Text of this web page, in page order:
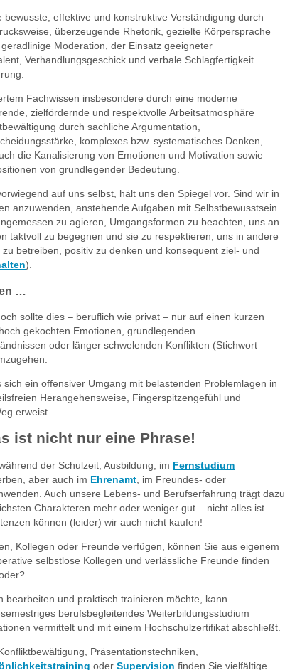
bewusste, effektive und konstruktive Verständigung durch
überzeugende Rhetorik, gezielte Körpersprache
Moderation, der Einsatz geeigneter
Verhandlungsgeschick und verbale Schlagfertigkeit
Fachwissen insbesondere durch eine moderne
zielfördernde und respektvolle Arbeitsatmosphäre
durch sachliche Argumentation,
komplexes bzw. systematisches Denken,
die Kanalisierung von Emotionen und Motivation sowie
von grundlegender Bedeutung.
auf uns selbst, hält uns den Spiegel vor. Sind wir in
anzuwenden, anstehende Aufgaben mit Selbstbewusstsein
zu agieren, Umgangsformen zu beachten, uns an
taktvoll zu begegnen und sie zu respektieren, uns in andere
betreiben, positiv zu denken und konsequent ziel- und
).
…
sollte dies – beruflich wie privat – nur auf einen kurzen
gekochten Emotionen, grundlegenden
oder länger schwelenden Konflikten (Stichwort
sich ein offensiver Umgang mit belastenden Problemlagen in
Herangehensweise, Fingerspitzengefühl und
erweist.
ist nicht nur eine Phrase!
der Schulzeit, Ausbildung, im Fernstudium
aber auch im Ehrenamt , im Freundes- oder
Auch unsere Lebens- und Berufserfahrung trägt dazu
Charakteren mehr oder weniger gut – nicht alles ist
können (leider) wir auch nicht kaufen!
Kollegen oder Freunde verfügen, können Sie aus eigenem
selbstlose Kollegen und verlässliche Freunde finden
bearbeiten und praktisch trainieren möchte, kann
berufsbegleitendes Weiterbildungsstudium
vermittelt und mit einem Hochschulzertifikat abschließt.
Präsentationstechniken,
oder Supervision finden Sie vielfältige